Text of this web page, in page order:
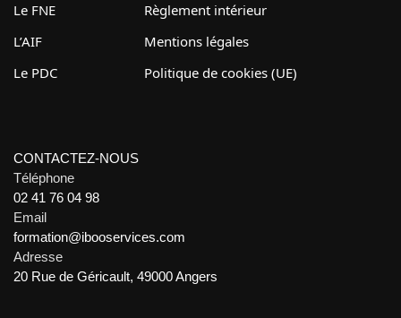
Le FNE
L’AIF
Le PDC
Règlement intérieur
Mentions légales
Politique de cookies (UE)
CONTACTEZ-NOUS
Téléphone
02 41 76 04 98
Email
formation@ibooservices.com
Adresse
20 Rue de Géricault, 49000 Angers